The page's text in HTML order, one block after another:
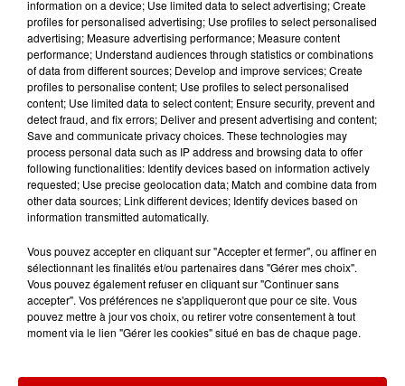
Le Duel - Gagnez vos entrées
pour l'un des zoos de nos
régions !
Destination Vacances - Gagnez
votre séjour en famille au cœur
de la...
Destination Vacances : inscrivez-
vous !
information on a device; Use limited data to select advertising; Create
profiles for personalised advertising; Use profiles to select personalised
advertising; Measure advertising performance; Measure content
performance; Understand audiences through statistics or combinations
of data from different sources; Develop and improve services; Create
profiles to personalise content; Use profiles to select personalised
content; Use limited data to select content; Ensure security, prevent and
detect fraud, and fix errors; Deliver and present advertising and content;
Save and communicate privacy choices. These technologies may
process personal data such as IP address and browsing data to offer
following functionalities: Identify devices based on information actively
requested; Use precise geolocation data; Match and combine data from
other data sources; Link different devices; Identify devices based on
information transmitted automatically.
Vous pouvez accepter en cliquant sur "Accepter et fermer", ou affiner en
sélectionnant les finalités et/ou partenaires dans "Gérer mes choix".
Vous pouvez également refuser en cliquant sur "Continuer sans
accepter". Vos préférences ne s'appliqueront que pour ce site. Vous
pouvez mettre à jour vos choix, ou retirer votre consentement à tout
moment via le lien "Gérer les cookies" situé en bas de chaque page.